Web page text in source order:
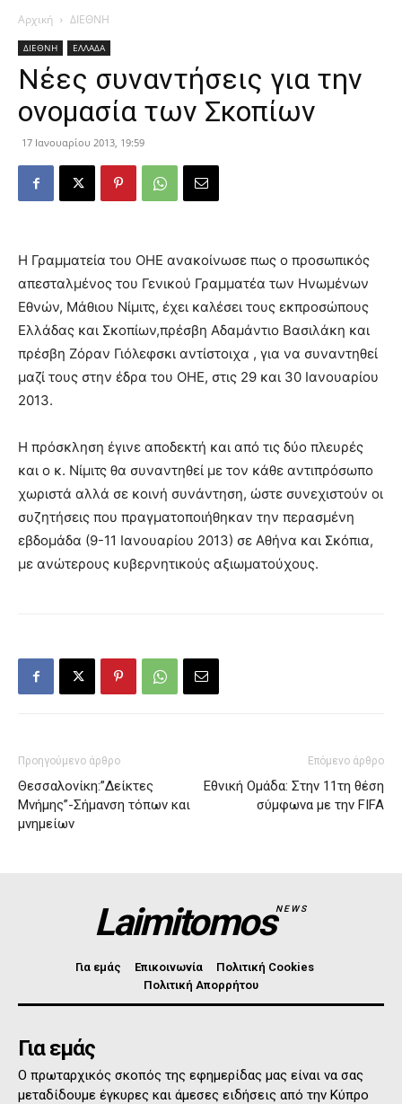
Αρχική ΔΙΕΘΝΗ
ΔΙΕΘΝΗ ΕΛΛΑΔΑ
Νέες συναντήσεις για την
ονομασία των Σκοπίων
17 Ιανουαρίου 2013, 19:59
Η Γραμματεία του ΟΗΕ ανακοίνωσε πως ο προσωπικός
απεσταλμένος του Γενικού Γραμματέα των Ηνωμένων
Εθνών, Μάθιου Νίμιτς, έχει καλέσει τους εκπροσώπους
Ελλάδας και Σκοπίων,πρέσβη Αδαμάντιο Βασιλάκη και
πρέσβη Ζόραν Γιόλεφσκι αντίστοιχα , για να συναντηθεί
μαζί τους στην έδρα του ΟΗΕ, στις 29 και 30 Ιανουαρίου
2013.
Η πρόσκληση έγινε αποδεκτή και από τις δύο πλευρές
και ο κ. Νίμιτς θα συναντηθεί με τον κάθε αντιπρόσωπο
χωριστά αλλά σε κοινή συνάντηση, ώστε συνεχιστούν οι
συζητήσεις που πραγματοποιήθηκαν την περασμένη
εβδομάδα (9-11 Ιανουαρίου 2013) σε Αθήνα και Σκόπια,
με ανώτερους κυβερνητικούς αξιωματούχους.
Προηγούμενο άρθρο
Θεσσαλονίκη:”Δείκτες
Μνήμης”-Σήμανση τόπων και
μνημείων
Επόμενο άρθρο
Εθνική Ομάδα: Στην 11τη θέση
σύμφωνα με την FIFA
LaimitomosNEWS
Για εμάς Επικοινωνία
Πολιτική Cookies
Πολιτική Απορρήτου
Για εμάς
Ο πρωταρχικός σκοπός της εφημερίδας μας είναι να σας
μεταδίδουμε έγκυρες και άμεσες ειδήσεις από την Κύπρο